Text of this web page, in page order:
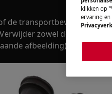
de transportbeveiliging
zowel de schroeven
afbeelding).
klikken op
ervaring en